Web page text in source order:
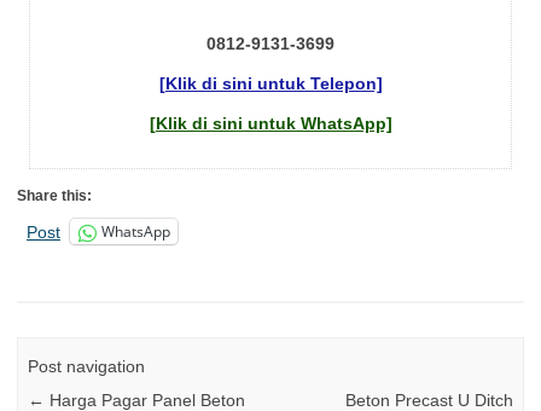
0812-9131-3699
[Klik di sini untuk Telepon]
[Klik di sini untuk WhatsApp]
Share this:
Post WhatsApp
Post navigation
← Harga Pagar Panel Beton
Beton Precast U Ditch